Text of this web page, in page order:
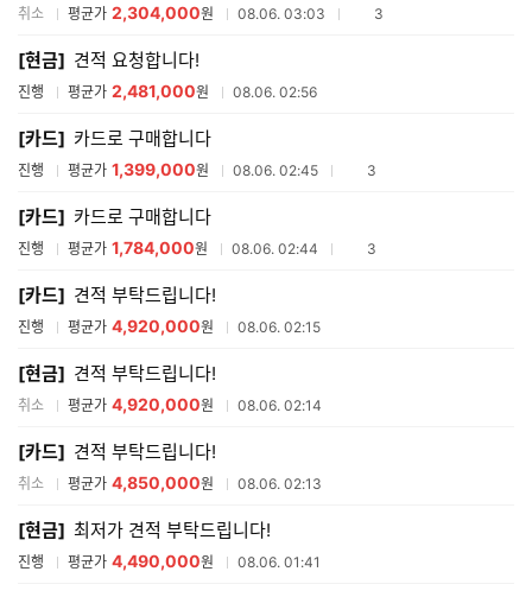
취소 평균가 2,304,000원 08.06. 03:03 참여업체수
3
[현금] 견적 요청합니다!
진행 평균가 2,481,000원 08.06. 02:56
[카드] 카드로 구매합니다
진행 평균가 1,399,000원 08.06. 02:45 참여업체수
3
[카드] 카드로 구매합니다
진행 평균가 1,784,000원 08.06. 02:44 참여업체수
3
[카드] 견적 부탁드립니다!
진행 평균가 4,920,000원 08.06. 02:15
[현금] 견적 부탁드립니다!
취소 평균가 4,920,000원 08.06. 02:14
[카드] 견적 부탁드립니다!
취소 평균가 4,850,000원 08.06. 02:13
[현금] 최저가 견적 부탁드립니다!
진행 평균가 4,490,000원 08.06. 01:41